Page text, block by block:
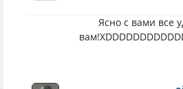
Ясно с вами все